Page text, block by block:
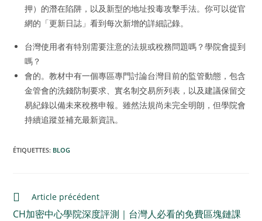
押）的潛在陷阱，以及新型的地址投毒攻擊手法。你可以從官
網的「更新日誌」看到每次新增的詳細記錄。
台灣使用者有特別需要注意的法規或稅務問題嗎？學院會提到
嗎？
會的。教材中有一個專區專門討論台灣目前的監管動態，包含
金管會的洗錢防制要求、實名制交易所列表，以及建議保留交
易紀錄以備未來稅務申報。雖然法規尚未完全明朗，但學院會
持續追蹤並補充最新資訊。
ÉTIQUETTES: BLOG
Article précédent
CH加密中心學院深度評測｜台灣人必看的免費區塊鏈課